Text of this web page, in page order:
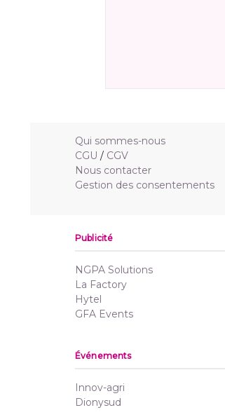
Qui sommes-nous
CGU / CGV
Nous contacter
Gestion des consentements
Publicité
NGPA Solutions
La Factory
Hytel
GFA Events
Événements
Innov-agri
Dionysud